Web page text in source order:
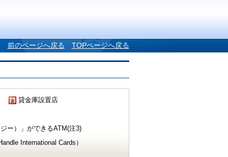
前のページへ戻る TOPページへ戻る
貸金庫設置店
ー）」ができるATM(注3)
International Cards）